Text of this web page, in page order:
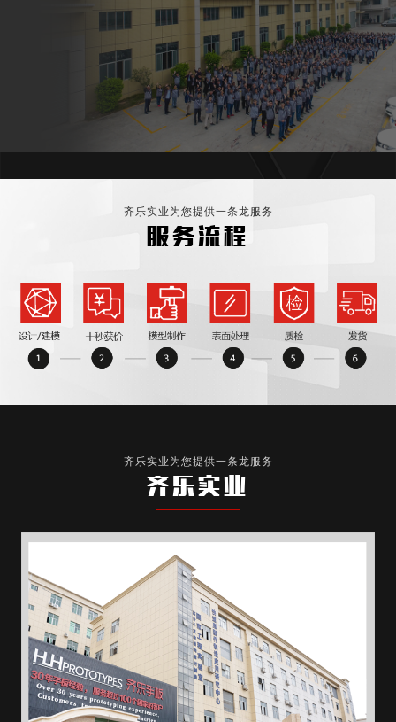
齐乐实业为您提供一条龙服务
服务流程
齐乐实业为您提供一条龙服务
齐乐实业